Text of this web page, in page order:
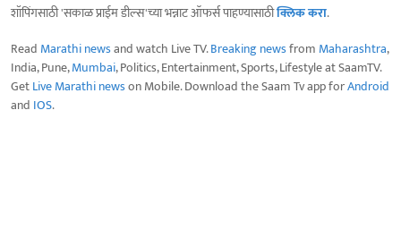
शॉपिंगसाठी 'सकाळ प्राईम डील्स'च्या भन्नाट ऑफर्स पाहण्यासाठीक्लिक करा.
Read Marathi newsand watch Live TV.Breaking newsfrom Maharashtra,
India, Pune,Mumbai, Politics, Entertainment, Sports, Lifestyle at SaamTV.
GetLive Marathi newson Mobile. Download the Saam Tv app forAndroid
and IOS.